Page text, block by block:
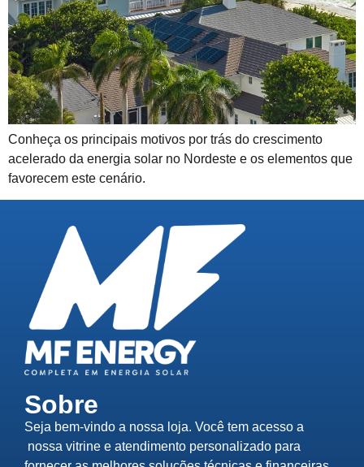
Conheça os principais motivos por trás do crescimento
acelerado da energia solar no Nordeste e os elementos que
favorecem este cenário.
Sobre
Seja bem-vindo a nossa loja. Você tem acesso a
nossa vitrine e atendimento personalizado para